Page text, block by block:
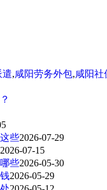
遣,咸阳劳务外包,咸阳社
些2026-07-29
2026-07-15
些2026-05-30
2026-05-29